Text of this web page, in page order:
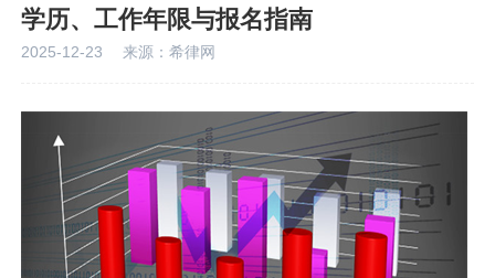
学历、工作年限与报名指南
2025-12-23 来源：希律网